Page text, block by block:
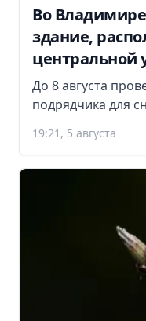
Во
здание,
центральной
До 8 августа
подрядчика для
19:21, 5 августа